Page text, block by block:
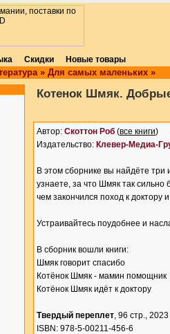
Скидки Новые товары
» Для самых маленьких »
Котенок Шмяк.
Автор: Скоттон Роб (все книги)
Издательство: Клевер-Медиа-
В этом сборнике вы найдёте
узнаете, за что Шмяк так
чем закончился поход к
Устраивайтесь поудобнее и
В сборник вошли книги:
Шмяк говорит спасибо
Котёнок Шмяк - мамин помощник
Котёнок Шмяк идёт к доктору
Твердый переплет, 96 стр., 2023
ISBN: 978-5-00211-456-6